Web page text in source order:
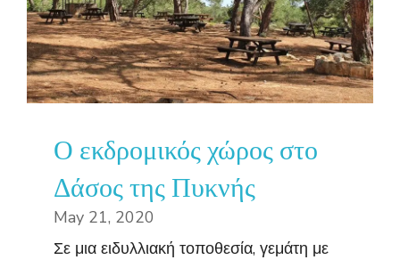
Ο εκδρομικός χώρος στο
Δάσος της Πυκνής
May 21, 2020
Σε μια ειδυλλιακή τοποθεσία, γεμάτη με